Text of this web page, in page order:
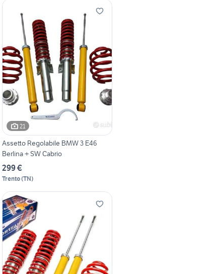
21
Assetto Regolabile BMW 3 E46
Berlina + SW Cabrio
299 €
Trento(TN)